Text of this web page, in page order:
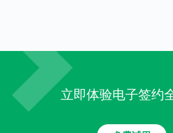
立即体验电子签约